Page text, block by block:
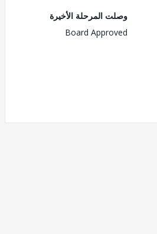
وصلت المرحلة الأخيرة
Board Approved